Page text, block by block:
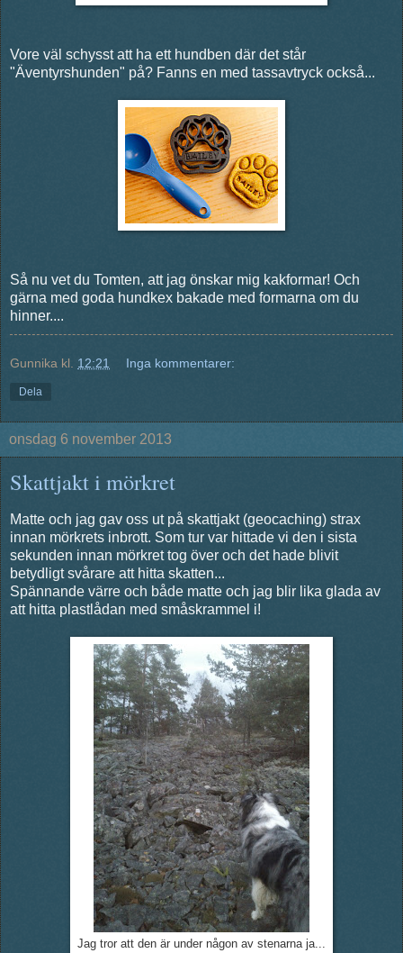
Vore väl schysst att ha ett hundben där det står
"Äventyrshunden" på? Fanns en med tassavtryck också...
Så nu vet du Tomten, att jag önskar mig kakformar! Och
gärna med goda hundkex bakade med formarna om du
hinner....
Gunnika kl. 12:21 Inga kommentarer:
Dela
onsdag 6 november 2013
Skattjakt i mörkret
Matte och jag gav oss ut på skattjakt (geocaching) strax
innan mörkrets inbrott. Som tur var hittade vi den i sista
sekunden innan mörkret tog över och det hade blivit
betydligt svårare att hitta skatten...
Spännande värre och både matte och jag blir lika glada av
att hitta plastlådan med småskrammel i!
Jag tror att den är under någon av stenarna ja...